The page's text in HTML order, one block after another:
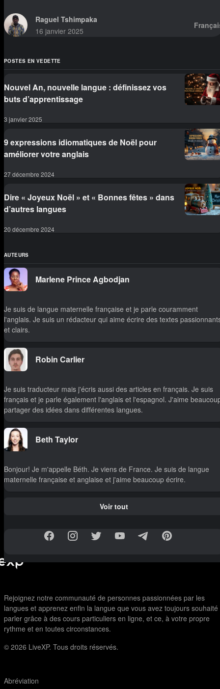
Raguel Tshimpaka
16 janvier 2025
POSTES EN VEDETTE
Nouvel An, nouvelle langue : définissez vos
buts d’apprentissage
3 janvier 2025
9 expressions idiomatiques de Noël pour
améliorer votre anglais
27 décembre 2024
Dire « Joyeux Noël » et « Bonnes fêtes » dans
d’autres langues
20 décembre 2024
AUTEURS
Marlene Prince Agbodjan
Je suis de langue maternelle française et je parle couramment
l'anglais. Je suis un rédacteur qui aime écrire des textes
et clairs.
Robin Carlier
Je suis traducteur mais j'écris aussi des articles en français. Je suis
français et je parle également l'anglais et l'espagnol. J'aime
partager des idées dans différentes langues.
Beth Taylor
Bonjour! Je m'appelle Béth. Je viens de France. Je suis de langue
maternelle française et anglaise et j'aime beaucoup écrire.
Voir tout
Rejoignez notre communauté de personnes passionnées par les
langues et apprenez enfin la langue que vous avez toujours souhaité
parler grâce à des cours particuliers en ligne, et ce, à votre propre
rythme et en toutes circonstances.
© 2026 LiveXP. Tous droits réservés.
Abréviation